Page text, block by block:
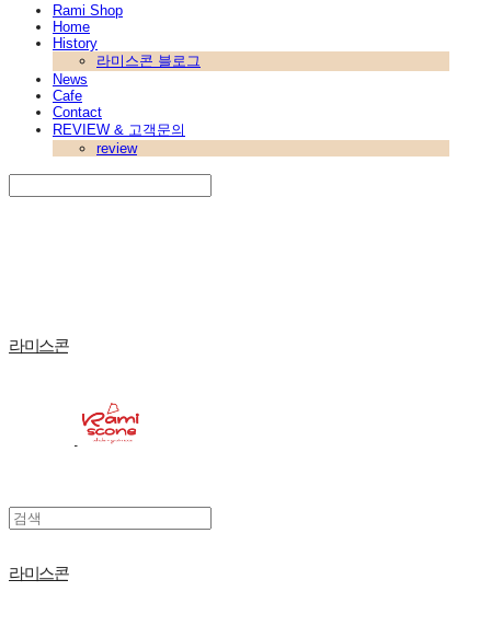
Rami Shop
Home
History
라미스콘 블로그
News
Cafe
Contact
REVIEW & 고객문의
review
라미스콘
라미스콘